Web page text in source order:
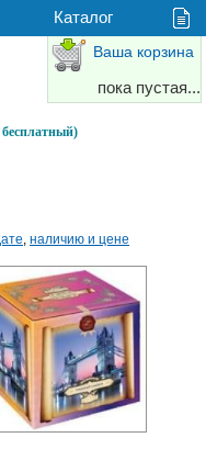
бесплатный)
Ваша корзина
пока пустая...
, наличию и цене